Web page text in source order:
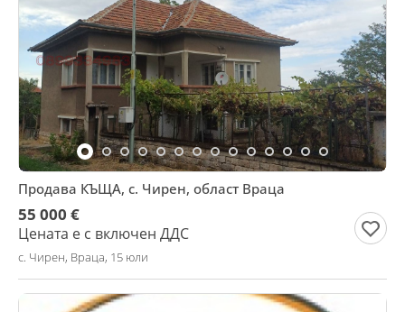
Продава КЪЩА, с. Чирен, област Враца
55 000 €
Цената е с включен ДДС
с. Чирен, Враца, 15 юли